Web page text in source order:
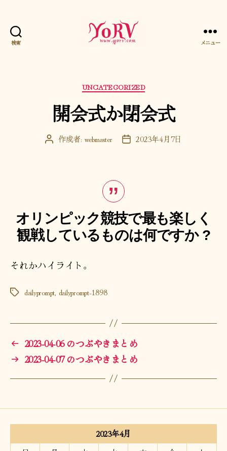
検索 メニュー
カ
テ
ゴ
リ
UNCATEGORIZED
開会式か閉会式
投 作成者: webmaster
投 2023年4月7日
オリンピック競技で最も楽しく
観戦しているものは何ですか ?
それかハイライト。
タ
dailyprompt, dailyprompt-1898
← 2023-04-06 のつぶやきまとめ
→ 2023-04-07 のつぶやきまとめ
2023年4月